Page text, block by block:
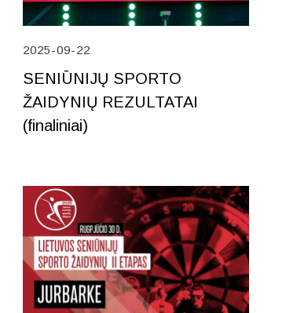
2025-09-22
SENIŪNIJŲ SPORTO
ŽAIDYNIŲ REZULTATAI
(finaliniai)